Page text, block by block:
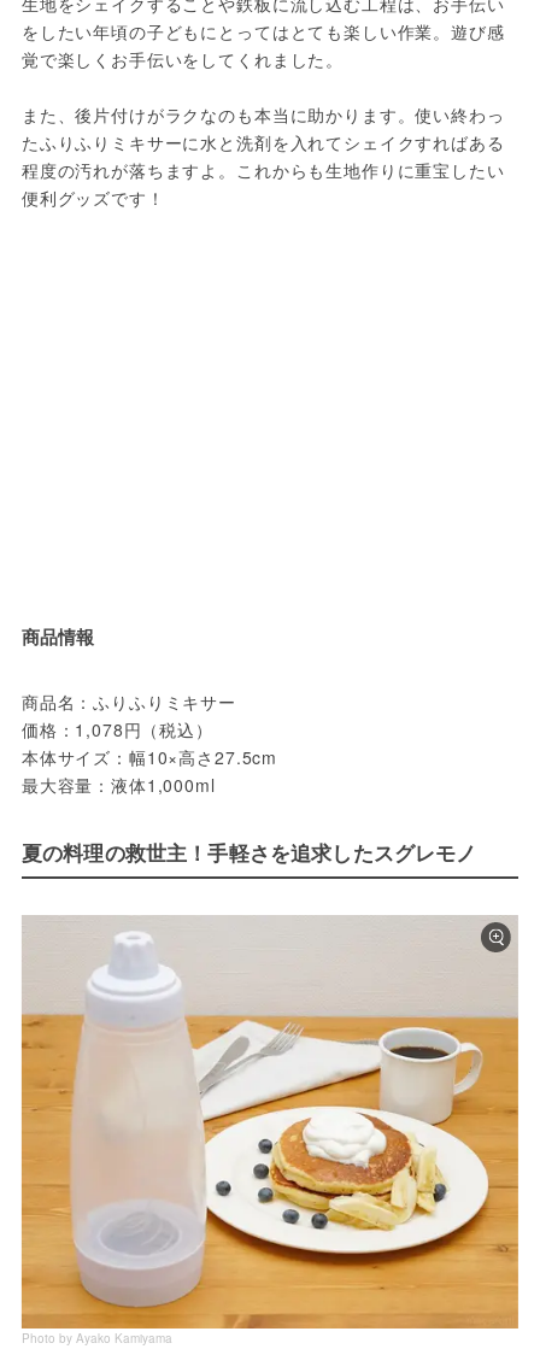
をしたい年頃の子どもにとってはとても楽しい作業。遊び感
覚で楽しくお手伝いをしてくれました。
また、後片付けがラクなのも本当に助かります。使い終わっ
たふりふりミキサーに水と洗剤を入れてシェイクすればある
程度の汚れが落ちますよ。これからも生地作りに重宝したい
便利グッズです！
商品情報
商品名：ふりふりミキサー
価格：1,078円（税込）
本体サイズ：幅10×高さ27.5cm
最大容量：液体1,000ml
夏の料理の救世主！手軽さを追求したスグレモノ
Photo by Ayako Kamiyama